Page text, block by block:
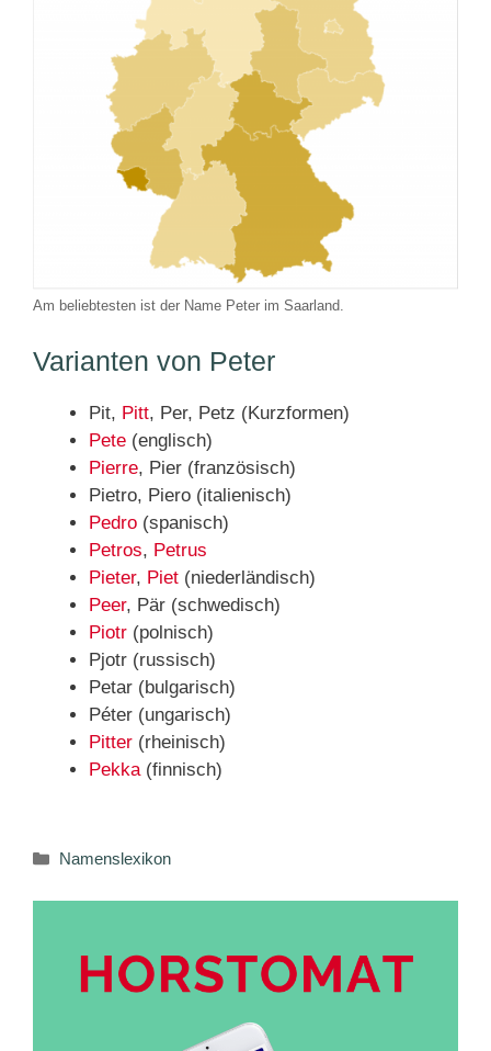
Am beliebtesten ist der Name Peter im Saarland.
Varianten von Peter
Pit, Pitt, Per, Petz (Kurzformen)
Pete (englisch)
Pierre, Pier (französisch)
Pietro, Piero (italienisch)
Pedro (spanisch)
Petros, Petrus
Pieter, Piet (niederländisch)
Peer, Pär (schwedisch)
Piotr (polnisch)
Pjotr (russisch)
Petar (bulgarisch)
Péter (ungarisch)
Pitter (rheinisch)
Pekka (finnisch)
Kategorien
Namenslexikon